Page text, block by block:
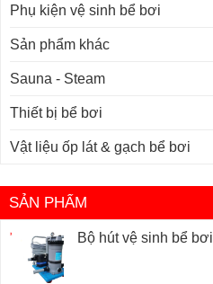
Phụ kiện vệ sinh bể bơi
Sản phẩm khác
Sauna - Steam
Thiết bị bể bơi
Vật liệu ốp lát & gạch bể bơi
SẢN PHẨM
Bộ hút vệ sinh bể bơi